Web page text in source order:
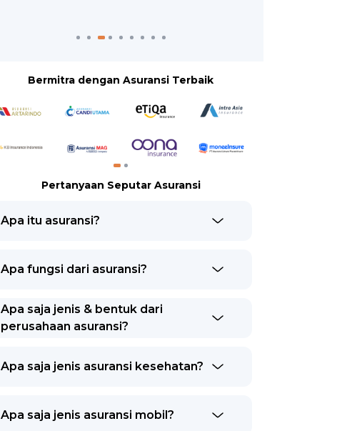
Bermitra dengan Asuransi Terbaik
Pertanyaan Seputar Asuransi
Apa itu asuransi?
Apa fungsi dari asuransi?
Apa saja jenis & bentuk dari
perusahaan asuransi?
Apa saja jenis asuransi kesehatan?
Apa saja jenis asuransi mobil?